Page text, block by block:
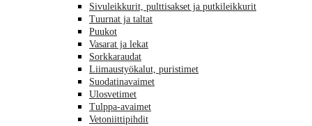
Sivuleikkurit, pulttisakset ja putkileikkurit
Tuurnat ja taltat
Puukot
Vasarat ja lekat
Sorkkaraudat
Liimaustyökalut, puristimet
Suodatinavaimet
Ulosvetimet
Tulppa-avaimet
Vetoniittipihdit